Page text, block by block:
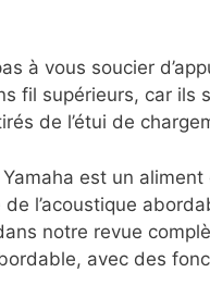
à vous soucier
fil supérieurs, car ils
de l’étui de
est un
de l’acoustique
notre revue
avec des